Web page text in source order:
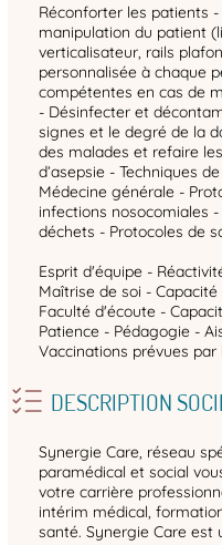
Réconforter les patients
manipulation du patient
verticalisateur, rails
personnalisée à chaque
compétentes en cas de
- Désinfecter et
signes et le degré de la
des malades et refaire
d’asepsie - Techniques
Médecine générale -
infections nosocomiales
déchets - Protocoles de
Esprit d'équipe -
Maîtrise de soi -
Faculté d'écoute -
Patience - Pédagogie -
Vaccinations prévues
DESCRIPTION
Synergie Care, réseau
paramédical et social
votre carrière
intérim médical,
santé. Synergie Care est